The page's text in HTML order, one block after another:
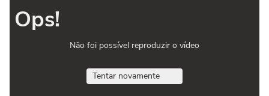
Ops!
Não foi possível reproduzir o vídeo
Tentar novamente